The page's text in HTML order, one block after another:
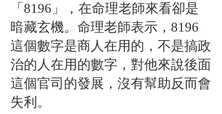
「8196」，在命理老師來看卻是
暗藏玄機。 命理老師表示， 8196
這個數字是商人在用的，不是搞政
治的人在用的數字，對他來說後面
這個官司的發展，沒有幫助反而會
失利。